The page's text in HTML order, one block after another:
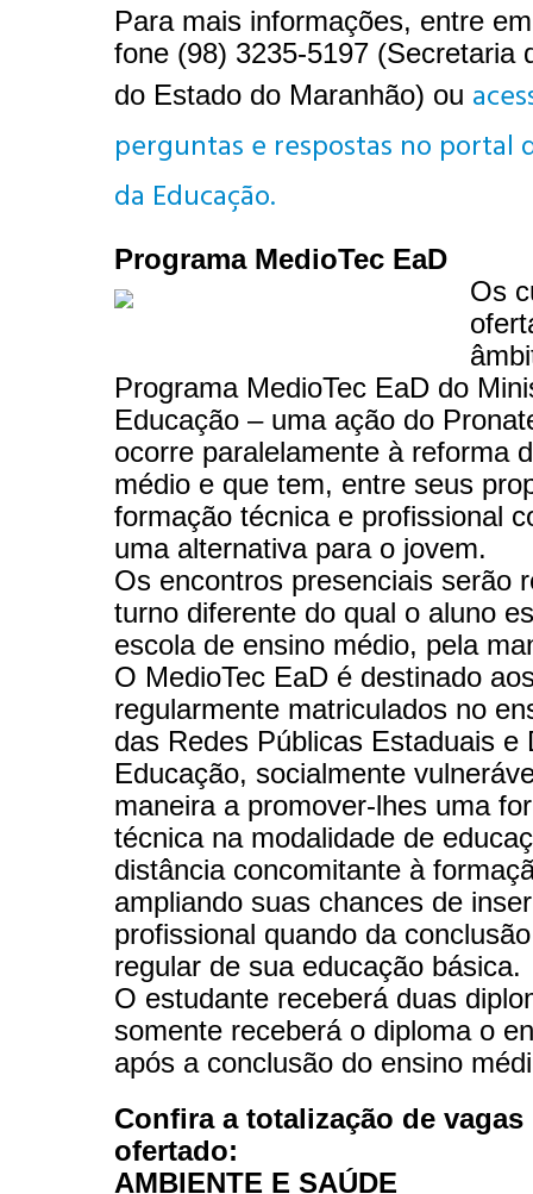
Para mais informações, entre
fone (98) 3235-5197 (Secretaria
do Estado do Maranhão) ou
perguntas e respostas no portal
da Educação.
Programa MedioTec EaD
Os
Programa MedioTec EaD do
Educação – uma ação do
ocorre paralelamente à reforma
médio e que tem, entre seus
formação técnica e profissional
uma alternativa para o jovem.
Os encontros presenciais serão
turno diferente do qual o aluno
escola de ensino médio, pela
O MedioTec EaD é destinado
regularmente matriculados no
das Redes Públicas Estaduais e
Educação, socialmente
maneira a promover-lhes uma
técnica na modalidade de
distância concomitante à
ampliando suas chances de
profissional quando da
regular de sua educação básica.
O estudante receberá duas
somente receberá o diploma o
após a conclusão do ensino
Confira a totalização de
ofertado:
AMBIENTE E SAÚDE